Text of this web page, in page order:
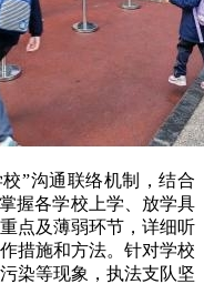
”沟通联络机制，结合
握各学校上学、放学具
点及薄弱环节，详细听
措施和方法。针对学校
染等现象，执法支队坚